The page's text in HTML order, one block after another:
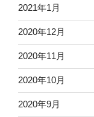
2021年1月
2020年12月
2020年11月
2020年10月
2020年9月